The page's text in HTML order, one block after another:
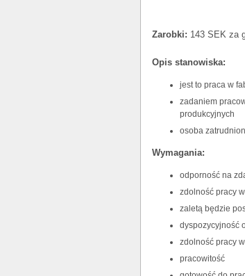
Zarobki: 143 SEK za
Opis stanowiska:
jest to praca w
zadaniem
produkcyjnych
osoba
Wymagania:
odporność na
zdolność pracy
zaletą będzie
dyspozycyjność
zdolność pracy
pracowitość